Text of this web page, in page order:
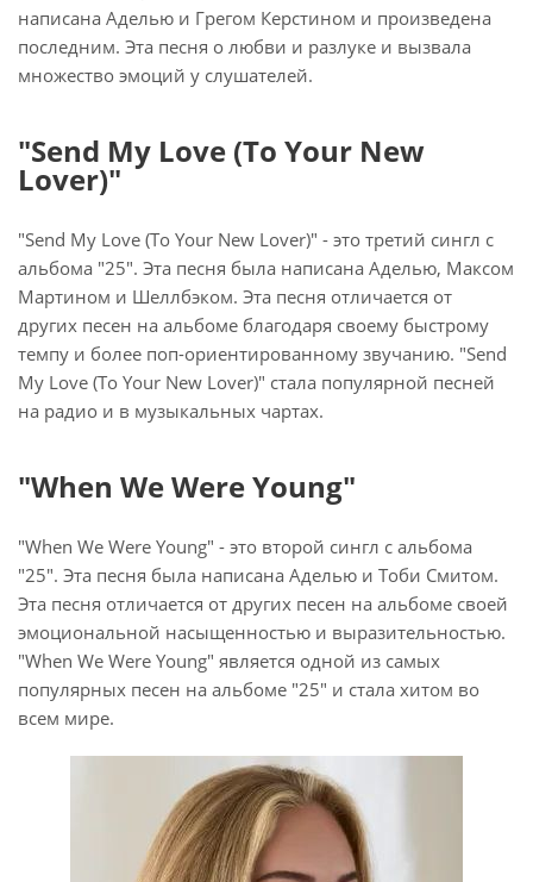
написана Аделью и Грегом Керстином и произведена
последним. Эта песня о любви и разлуке и вызвала
множество эмоций у слушателей.
"Send My Love (To Your New
Lover)"
"Send My Love (To Your New Lover)" - это третий сингл с
альбома "25". Эта песня была написана Аделью, Максом
Мартином и Шеллбэком. Эта песня отличается от
других песен на альбоме благодаря своему быстрому
темпу и более поп-ориентированному звучанию. "Send
My Love (To Your New Lover)" стала популярной песней
на радио и в музыкальных чартах.
"When We Were Young"
"When We Were Young" - это второй сингл с альбома
"25". Эта песня была написана Аделью и Тоби Смитом.
Эта песня отличается от других песен на альбоме своей
эмоциональной насыщенностью и выразительностью.
"When We Were Young" является одной из самых
популярных песен на альбоме "25" и стала хитом во
всем мире.